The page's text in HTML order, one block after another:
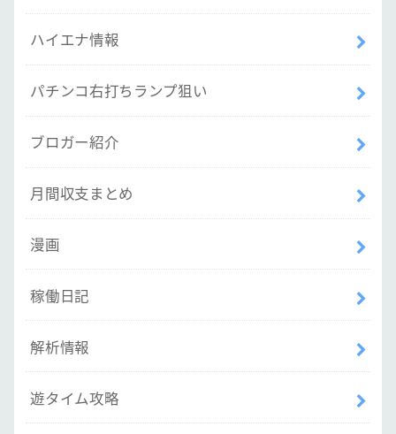
ハイエナ情報
パチンコ右打ちランプ狙い
ブロガー紹介
月間収支まとめ
漫画
稼働日記
解析情報
遊タイム攻略